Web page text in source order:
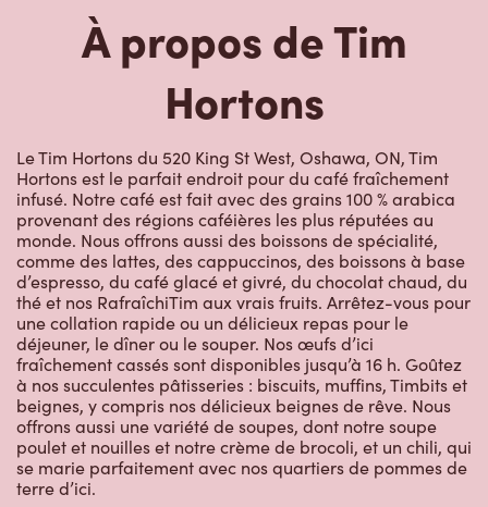
À propos de Tim
Hortons
Le Tim Hortons du 520 King St West, Oshawa, ON, Tim
Hortons est le parfait endroit pour du café fraîchement
infusé. Notre café est fait avec des grains 100 % arabica
provenant des régions caféières les plus réputées au
monde. Nous offrons aussi des boissons de spécialité,
comme des lattes, des cappuccinos, des boissons à base
d’espresso, du café glacé et givré, du chocolat chaud, du
thé et nos RafraîchiTim aux vrais fruits. Arrêtez-vous pour
une collation rapide ou un délicieux repas pour le
déjeuner, le dîner ou le souper. Nos œufs d’ici
fraîchement cassés sont disponibles jusqu’à 16 h. Goûtez
à nos succulentes pâtisseries : biscuits, muffins, Timbits et
beignes, y compris nos délicieux beignes de rêve. Nous
offrons aussi une variété de soupes, dont notre soupe
poulet et nouilles et notre crème de brocoli, et un chili, qui
se marie parfaitement avec nos quartiers de pommes de
terre d’ici.